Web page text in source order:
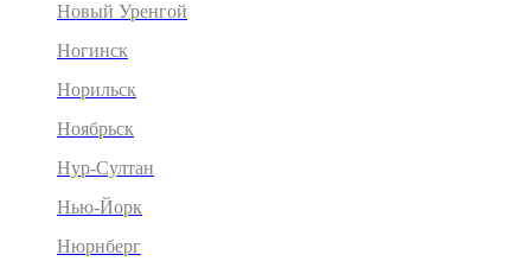
Новый Уренгой
Ногинск
Норильск
Ноябрьск
Нур-Султан
Нью-Йорк
Нюрнберг